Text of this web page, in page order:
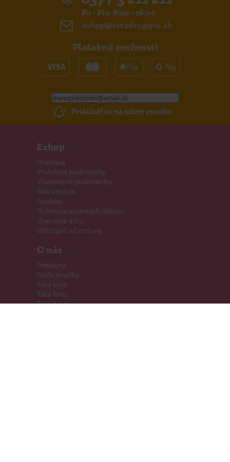
Po - Pia: 8:00 - 16:00
eshop@tetadrogerie.sk
Platobné možnosti
Prihlásiť sa na odber emailu
Eshop
Doprava
Platobné podmienky
Všeobecné podmienky
Reklamácie
Cookies
Ochrana osobných údajov
Overenie účtu
Odstúpiť od zmluvy
O nás
Predajne
Naše značky
Teta klub
Teta foto
Teta káva